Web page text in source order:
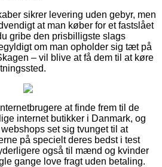
sikrer levering uden gebyr, men
at man køber for et fastslået
gribe den prisbilligste slags
om man opholder sig tæt på
– vil blive at få dem til at køre
at finde frem til de
internet butikker i Danmark, og
set sig tvunget til at
på specielt deres bedst i test
også til mænd og kvinder
gange love fragt uden betaling.